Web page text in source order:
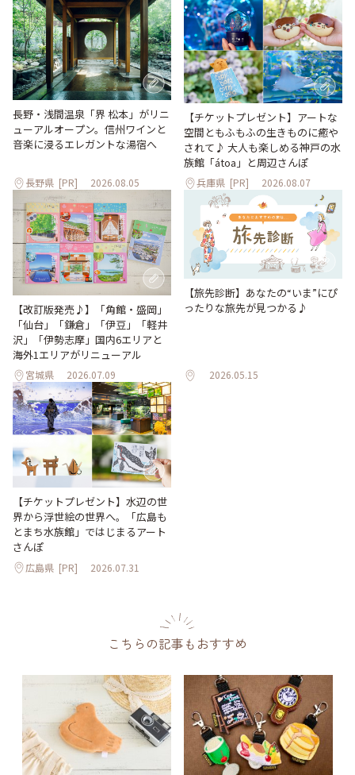
長野・浅間温泉「界 松本」がリニ
ューアルオープン。信州ワインと
音楽に浸るエレガントな湯宿へ
長野県 [PR] 2026.08.05
【チケットプレゼント】アートな
空間ともふもふの生きものに癒や
されて♪ 大人も楽しめる神戸の水
族館「átoa」と周辺さんぽ
兵庫県 [PR] 2026.08.07
【改訂版発売♪】「角館・盛岡」
「仙台」「鎌倉」「伊豆」「軽井
沢」「伊勢志摩」国内6エリアと
海外1エリアがリニューアル
宮城県 2026.07.09
【旅先診断】あなたの“いま”にぴ
ったりな旅先が見つかる♪
2026.05.15
【チケットプレゼント】水辺の世
界から浮世絵の世界へ。「広島も
とまち水族館」ではじまるアート
さんぽ
広島県 [PR] 2026.07.31
こちらの記事もおすすめ